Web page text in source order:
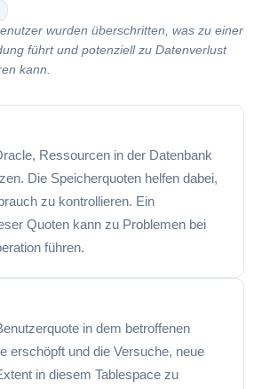
wurden überschritten, was zu einer
führt und potenziell zu Datenverlust
kann.
Ressourcen in der Datenbank
Die Speicherquoten helfen dabei,
zu kontrollieren. Ein
Quoten kann zu Problemen bei
führen.
in dem betroffenen
erschöpft und die Versuche, neue
in diesem Tablespace zu